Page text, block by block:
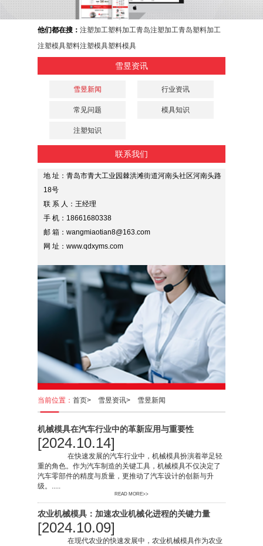
他们都在搜： 注塑加工塑料加工青岛注塑加工青岛塑料加工
注塑模具塑料注塑模具塑料模具
雪昱资讯
雪昱新闻 行业资讯
常见问题 模具知识
注塑知识
联系我们
地 址：青岛市青大工业园棘洪滩街道河南头社区河南头路
18号
联 系 人：王经理
手 机：18661680338
邮 箱：wangmiaotian8@163.com
网 址：www.qdxyms.com
当前位置： 首页> 雪昱资讯> 雪昱新闻
机械模具在汽车行业中的革新应用与重要性
[2024.10.14]
在快速发展的汽车行业中，机械模具扮演着举足轻
重的角色。作为汽车制造的关键工具，机械模具不仅决定了
汽车零部件的精度与质量，更推动了汽车设计的创新与升
级。.....
READ MORE>>
农业机械模具：加速农业机械化进程的关键力量
[2024.10.09]
在现代农业的快速发展中，农业机械模具作为农业